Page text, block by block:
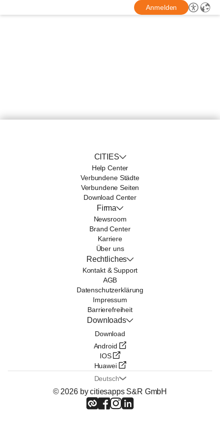
Anmelden
CITIES
Help Center
Verbundene Städte
Verbundene Seiten
Download Center
Firma
Newsroom
Brand Center
Karriere
Über uns
Rechtliches
Kontakt & Support
AGB
Datenschutzerklärung
Impressum
Barrierefreiheit
Downloads
Download
Android
IOS
Huawei
Deutsch
© 2026 by citiesapps S&R GmbH